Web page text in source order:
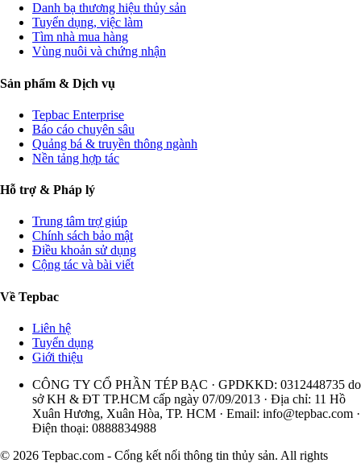
Danh bạ thương hiệu thủy sản
Tuyển dụng, việc làm
Tìm nhà mua hàng
Vùng nuôi và chứng nhận
Sản phẩm & Dịch vụ
Tepbac Enterprise
Báo cáo chuyên sâu
Quảng bá & truyền thông ngành
Nền tảng hợp tác
Hỗ trợ & Pháp lý
Trung tâm trợ giúp
Chính sách bảo mật
Điều khoản sử dụng
Cộng tác và bài viết
Về Tepbac
Liên hệ
Tuyển dụng
Giới thiệu
CÔNG TY CỔ PHẦN TÉP BẠC · GPDKKD: 0312448735 do
sở KH & ĐT TP.HCM cấp ngày 07/09/2013 · Địa chỉ: 11 Hồ
Xuân Hương, Xuân Hòa, TP. HCM · Email: info@tepbac.com ·
Điện thoại: 0888834988
© 2026 Tepbac.com - Cổng kết nối thông tin thủy sản. All rights